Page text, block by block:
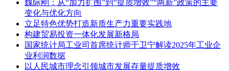
魏际刚：从“加力扩围”到“提质增效”“两新”政策的主要
变化与优化方向
立足特色优势打造新质生产力重要实践地
构建贸易投资一体化发展新格局
国家统计局工业司首席统计师于卫宁解读2025年工业企
业利润数据
以人民城市理念引领城市发展存量提质增效